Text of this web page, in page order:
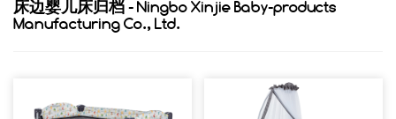
床边婴儿床归档 - Ningbo Xinjie Baby-products
Manufacturing Co., Ltd.